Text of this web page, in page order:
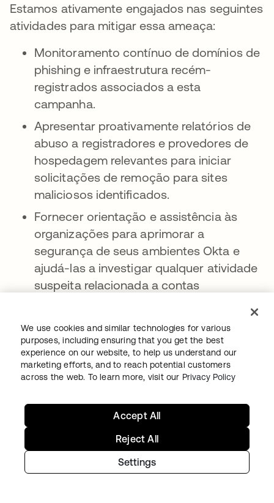
Estamos ativamente engajados nas seguintes
atividades para mitigar essa ameaça:
Monitoramento contínuo de domínios de
phishing e infraestrutura recém-
registrados associados a esta
campanha.
Apresentar proativamente relatórios de
abuso a registradores e provedores de
hospedagem relevantes para iniciar
solicitações de remoção para sites
maliciosos identificados.
Fornecer orientação e assistência às
organizações para aprimorar a
segurança de seus ambientes Okta e
ajudá-las a investigar qualquer atividade
suspeita relacionada a contas
Controles Protetores
Recomendações para clientes
fortes, como Okta FastPass, FIDO2
aplique a resistência ao phishing na
We use cookies and similar technologies for various
purposes, including ensuring that you get the best
experience on our website, to help us understand our
marketing efforts, and to reach potential customers
across the web. To learn more, visit our Privacy Policy
Settings
Reject All
Accept All